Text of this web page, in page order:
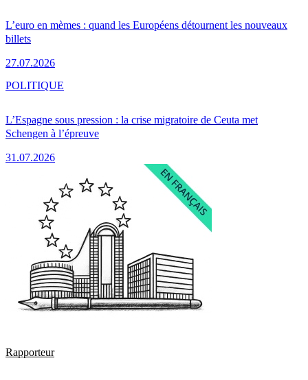
L’euro en mèmes : quand les Européens détournent les nouveaux
billets
27.07.2026
L’Espagne sous pression : la crise migratoire de Ceuta met
Schengen à l’épreuve
31.07.2026
POLITIQUE
Rapporteur